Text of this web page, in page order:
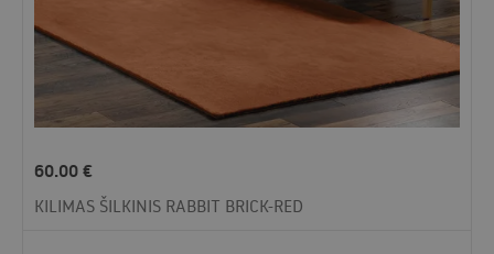
60.00€
KILIMAS ŠILKINIS RABBIT BRICK-RED